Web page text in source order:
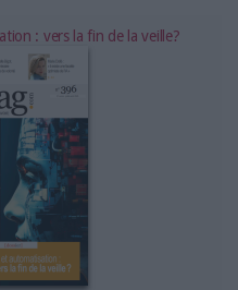
: vers la fin de la veille?